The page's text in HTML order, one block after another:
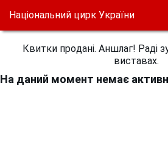
Національний цирк України
Квитки продані. Аншлаг! Раді
виставах.
На даний момент немає